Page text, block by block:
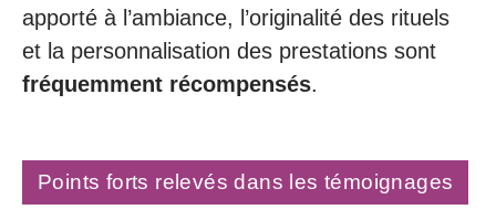
apporté à l’ambiance, l’originalité des rituels
et la personnalisation des prestations sont
fréquemment récompensés.
Points forts relevés dans les témoignages